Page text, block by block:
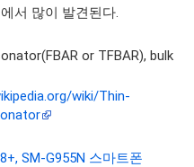
서 많이 발견된다.
or TFBAR), bulk
wiki/Thin-
SM-G955N 스마트폰